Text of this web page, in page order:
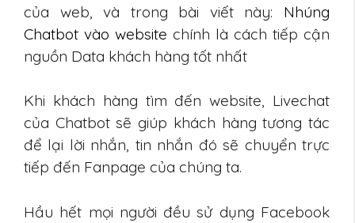
của web, và trong bài viết này: Nhúng
Chatbot vào website chính là cách tiếp cận
nguồn Data khách hàng tốt nhất
Khi khách hàng tìm đến website, Livechat
của Chatbot sẽ giúp khách hàng tương tác
để lại lời nhắn, tin nhắn đó sẽ chuyển trực
tiếp đến Fanpage của chúng ta.
Hầu hết mọi người đều sử dụng Facebook